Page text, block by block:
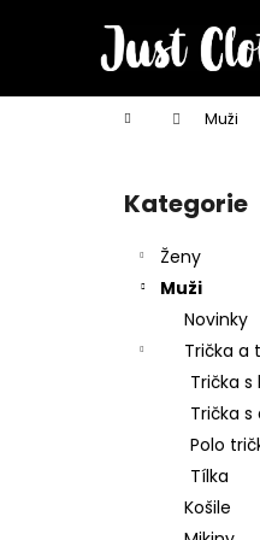
Domů Muži
Přeskočit
kategorie
Kategorie
Ženy
Muži
Novinky
Trička a
Trička
Trička
Polo
Tílka
Košile
í
Zpět
do
Zpět
do